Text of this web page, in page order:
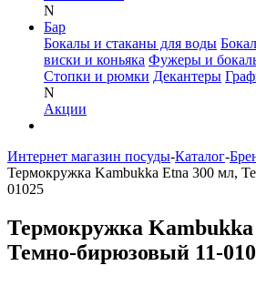
N
Бар
Бокалы и стаканы для воды
виски и коньяка Фужеры и
Стопки и рюмки Декантеры
N
Акции
Интернет магазин посуды-Каталог-
Термокружка Kambukka Etna 300 мл,
01025
Термокружка Kambukka
Темно-бирюзовый 11-